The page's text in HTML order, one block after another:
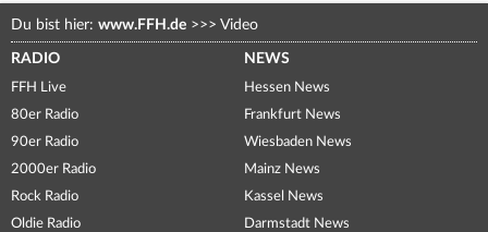
Du bist hier: www.FFH.de >>> Video
RADIO
FFH Live
80er Radio
90er Radio
2000er Radio
Rock Radio
Oldie Radio
NEWS
Hessen News
Frankfurt News
Wiesbaden News
Mainz News
Kassel News
Darmstadt News